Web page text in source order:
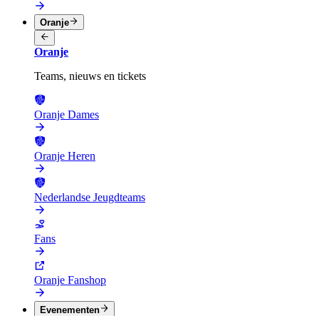
Oranje
Oranje
Teams, nieuws en tickets
Oranje Dames
Oranje Heren
Nederlandse Jeugdteams
Fans
Oranje Fanshop
Evenementen